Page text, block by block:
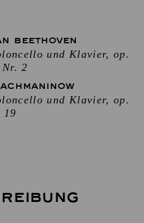
BEETHOVEN
und Klavier, op.
2
und Klavier, op.
19